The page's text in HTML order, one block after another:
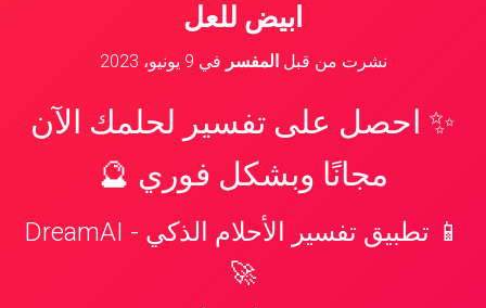
ابيض للعل
نشرت من قبلالمفسر في 9 يونيو، 2023
✨ احصل على تفسير لحلمك الآن
مجانًا وبشكل فوري 🔮
📱 تطبيق تفسير الأحلام الذكي - DreamAI
🚀